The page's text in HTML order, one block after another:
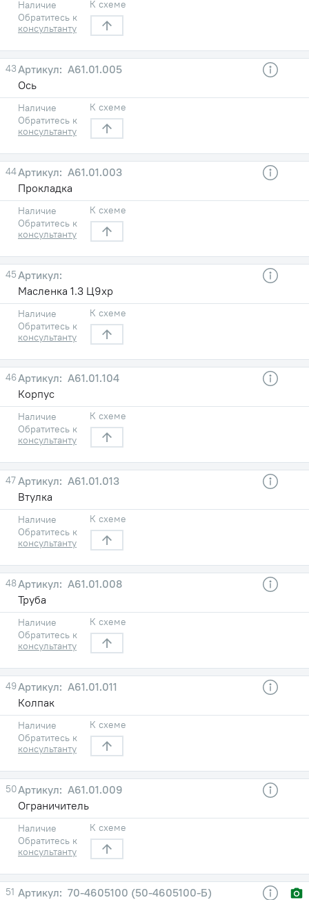
Наличие
Обратитесь к
консультанту
К схеме
43
А61.01.005
Ось
Наличие
Обратитесь к
консультанту
К схеме
44
А61.01.003
Прокладка
Наличие
Обратитесь к
консультанту
К схеме
45
Масленка 1.3 Ц9хр
Наличие
Обратитесь к
консультанту
К схеме
46
А61.01.104
Корпус
Наличие
Обратитесь к
консультанту
К схеме
47
А61.01.013
Втулка
Наличие
Обратитесь к
консультанту
К схеме
48
А61.01.008
Труба
Наличие
Обратитесь к
консультанту
К схеме
49
А61.01.011
Колпак
Наличие
Обратитесь к
консультанту
К схеме
50
А61.01.009
Ограничитель
Наличие
Обратитесь к
консультанту
К схеме
51
70-4605100 (50-4605100-Б)